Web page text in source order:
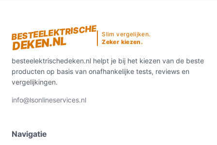
BESTEELEKTRISCHE
DEKEN.NL
Slim vergelijken.
Zeker kiezen.
besteelektrischedeken.nl helpt je bij het kiezen van de beste
producten op basis van onafhankelijke tests, reviews en
vergelijkingen.
info@lsonlineservices.nl
Navigatie